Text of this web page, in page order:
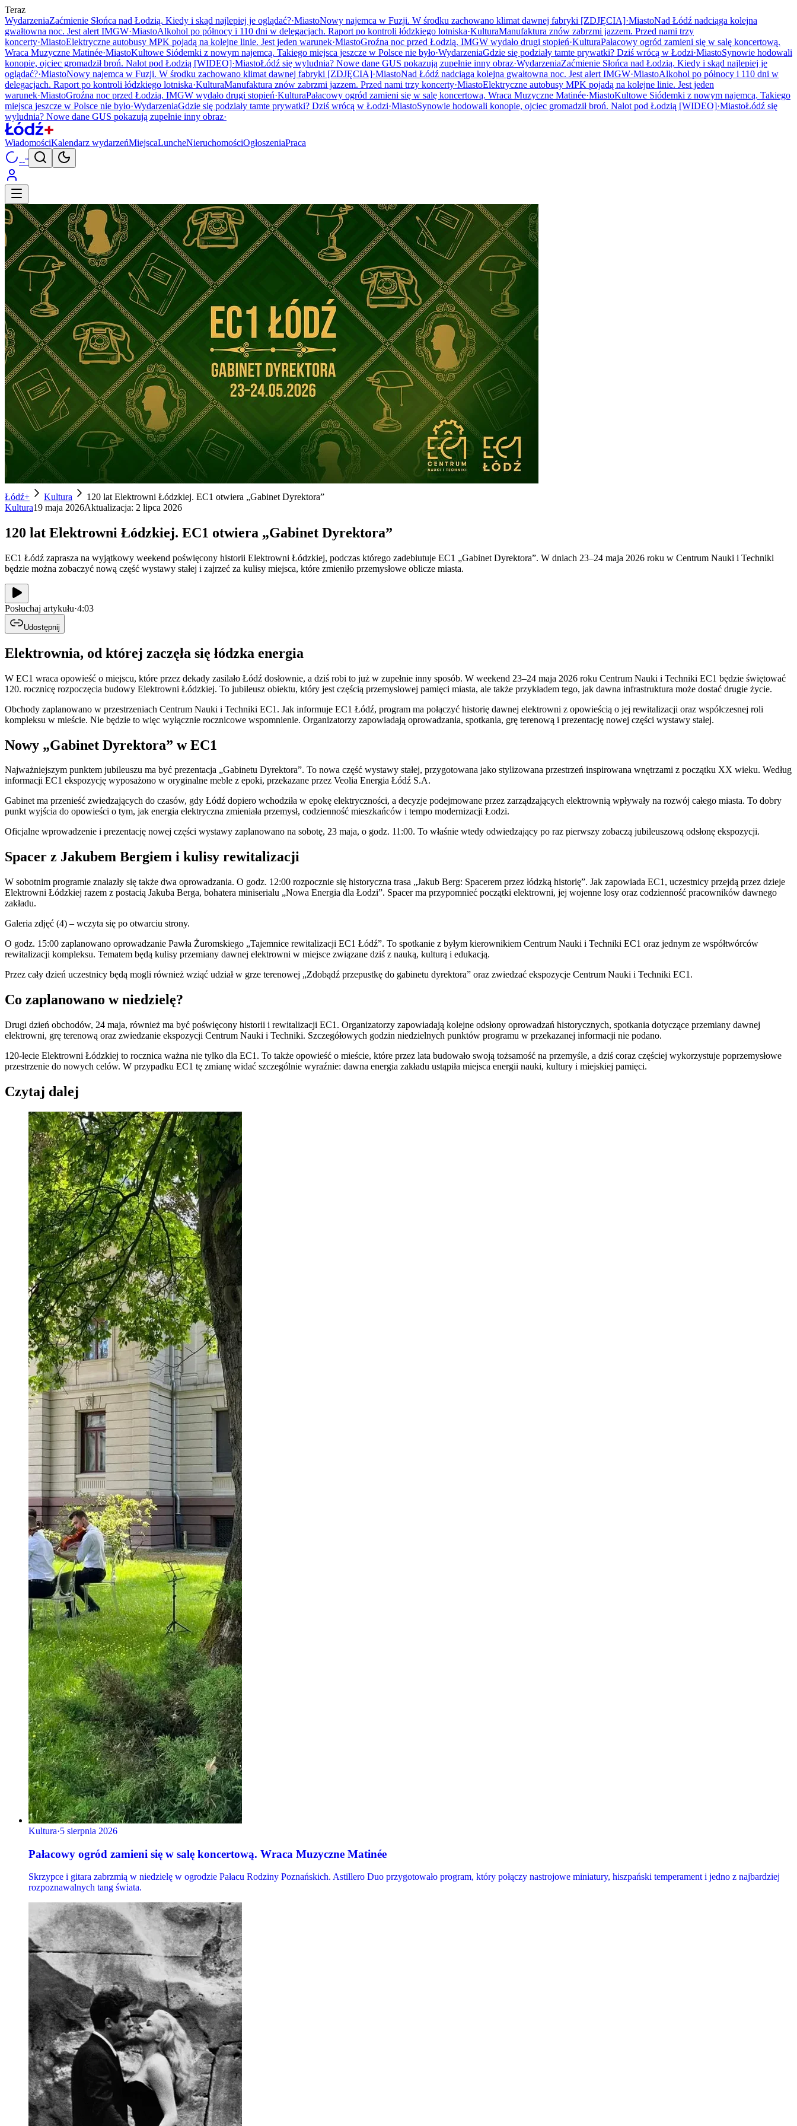
Teraz
WydarzeniaZaćmienie Słońca nad Łodzią. Kiedy i skąd najlepiej je oglądać?·MiastoNowy najemca w Fuzji. W środku zachowano klimat dawnej fabryki [ZDJĘCIA]·MiastoNad Łódź nadciąga kolejna
gwałtowna noc. Jest alert IMGW·MiastoAlkohol po północy i 110 dni w delegacjach. Raport po kontroli łódzkiego lotniska·KulturaManufaktura znów zabrzmi jazzem. Przed nami trzy
koncerty·MiastoElektryczne autobusy MPK pojadą na kolejne linie. Jest jeden warunek·MiastoGroźna noc przed Łodzią. IMGW wydało drugi stopień·KulturaPałacowy ogród zamieni się w salę koncertową.
Wraca Muzyczne Matinée·MiastoKultowe Siódemki z nowym najemcą. Takiego miejsca jeszcze w Polsce nie było·WydarzeniaGdzie się podziały tamte prywatki? Dziś wrócą w Łodzi·MiastoSynowie hodowali
konopie, ojciec gromadził broń. Nalot pod Łodzią [WIDEO]·MiastoŁódź się wyludnia? Nowe dane GUS pokazują zupełnie inny obraz·WydarzeniaZaćmienie Słońca nad Łodzią. Kiedy i skąd najlepiej je
oglądać?·MiastoNowy najemca w Fuzji. W środku zachowano klimat dawnej fabryki [ZDJĘCIA]·MiastoNad Łódź nadciąga kolejna gwałtowna noc. Jest alert IMGW·MiastoAlkohol po północy i 110 dni w
delegacjach. Raport po kontroli łódzkiego lotniska·KulturaManufaktura znów zabrzmi jazzem. Przed nami trzy koncerty·MiastoElektryczne autobusy MPK pojadą na kolejne linie. Jest jeden
warunek·MiastoGroźna noc przed Łodzią. IMGW wydało drugi stopień·KulturaPałacowy ogród zamieni się w salę koncertową. Wraca Muzyczne Matinée·MiastoKultowe Siódemki z nowym najemcą. Takiego
miejsca jeszcze w Polsce nie było·WydarzeniaGdzie się podziały tamte prywatki? Dziś wrócą w Łodzi·MiastoSynowie hodowali konopie, ojciec gromadził broń. Nalot pod Łodzią [WIDEO]·MiastoŁódź się
wyludnia? Nowe dane GUS pokazują zupełnie inny obraz·
WiadomościKalendarz wydarzeńMiejscaLuncheNieruchomościOgłoszeniaPraca
--°
Łódź+ Kultura
120 lat Elektrowni Łódzkiej. EC1 otwiera „Gabinet Dyrektora”
Kultura19 maja 2026Aktualizacja: 2 lipca 2026
120 lat Elektrowni Łódzkiej. EC1 otwiera „Gabinet Dyrektora”
EC1 Łódź zaprasza na wyjątkowy weekend poświęcony historii Elektrowni Łódzkiej, podczas którego zadebiutuje EC1 „Gabinet Dyrektora”. W dniach 23–24 maja 2026 roku w Centrum Nauki i Techniki
będzie można zobaczyć nową część wystawy stałej i zajrzeć za kulisy miejsca, które zmieniło przemysłowe oblicze miasta.
Posłuchaj artykułu·4:03
Udostępnij
Elektrownia, od której zaczęła się łódzka energia
W EC1 wraca opowieść o miejscu, które przez dekady zasilało Łódź dosłownie, a dziś robi to już w zupełnie inny sposób. W weekend 23–24 maja 2026 roku Centrum Nauki i Techniki EC1 będzie świętować
120. rocznicę rozpoczęcia budowy Elektrowni Łódzkiej. To jubileusz obiektu, który jest częścią przemysłowej pamięci miasta, ale także przykładem tego, jak dawna infrastruktura może dostać drugie życie.
Obchody zaplanowano w przestrzeniach Centrum Nauki i Techniki EC1. Jak informuje EC1 Łódź, program ma połączyć historię dawnej elektrowni z opowieścią o jej rewitalizacji oraz współczesnej roli
kompleksu w mieście. Nie będzie to więc wyłącznie rocznicowe wspomnienie. Organizatorzy zapowiadają oprowadzania, spotkania, grę terenową i prezentację nowej części wystawy stałej.
Nowy „Gabinet Dyrektora” w EC1
Najważniejszym punktem jubileuszu ma być prezentacja „Gabinetu Dyrektora”. To nowa część wystawy stałej, przygotowana jako stylizowana przestrzeń inspirowana wnętrzami z początku XX wieku. Według
informacji EC1 ekspozycję wyposażono w oryginalne meble z epoki, przekazane przez Veolia Energia Łódź S.A.
Gabinet ma przenieść zwiedzających do czasów, gdy Łódź dopiero wchodziła w epokę elektryczności, a decyzje podejmowane przez zarządzających elektrownią wpływały na rozwój całego miasta. To dobry
punkt wyjścia do opowieści o tym, jak energia elektryczna zmieniała przemysł, codzienność mieszkańców i tempo modernizacji Łodzi.
Oficjalne wprowadzenie i prezentację nowej części wystawy zaplanowano na sobotę, 23 maja, o godz. 11:00. To właśnie wtedy odwiedzający po raz pierwszy zobaczą jubileuszową odsłonę ekspozycji.
Spacer z Jakubem Bergiem i kulisy rewitalizacji
W sobotnim programie znalazły się także dwa oprowadzania. O godz. 12:00 rozpocznie się historyczna trasa „Jakub Berg: Spacerem przez łódzką historię”. Jak zapowiada EC1, uczestnicy przejdą przez dzieje
Elektrowni Łódzkiej razem z postacią Jakuba Berga, bohatera miniserialu „Nowa Energia dla Łodzi”. Spacer ma przypomnieć początki elektrowni, jej wojenne losy oraz codzienność pracowników dawnego
zakładu.
Galeria zdjęć (4) – wczyta się po otwarciu strony.
O godz. 15:00 zaplanowano oprowadzanie Pawła Żuromskiego „Tajemnice rewitalizacji EC1 Łódź”. To spotkanie z byłym kierownikiem Centrum Nauki i Techniki EC1 oraz jednym ze współtwórców
rewitalizacji kompleksu. Tematem będą kulisy przemiany dawnej elektrowni w miejsce związane dziś z nauką, kulturą i edukacją.
Przez cały dzień uczestnicy będą mogli również wziąć udział w grze terenowej „Zdobądź przepustkę do gabinetu dyrektora” oraz zwiedzać ekspozycje Centrum Nauki i Techniki EC1.
Co zaplanowano w niedzielę?
Drugi dzień obchodów, 24 maja, również ma być poświęcony historii i rewitalizacji EC1. Organizatorzy zapowiadają kolejne odsłony oprowadzań historycznych, spotkania dotyczące przemiany dawnej
elektrowni, grę terenową oraz zwiedzanie ekspozycji Centrum Nauki i Techniki. Szczegółowych godzin niedzielnych punktów programu w przekazanej informacji nie podano.
120-lecie Elektrowni Łódzkiej to rocznica ważna nie tylko dla EC1. To także opowieść o mieście, które przez lata budowało swoją tożsamość na przemyśle, a dziś coraz częściej wykorzystuje poprzemysłowe
przestrzenie do nowych celów. W przypadku EC1 tę zmianę widać szczególnie wyraźnie: dawna energia zakładu ustąpiła miejsca energii nauki, kultury i miejskiej pamięci.
Czytaj dalej
Kultura·5 sierpnia 2026
Pałacowy ogród zamieni się w salę koncertową. Wraca Muzyczne Matinée
Skrzypce i gitara zabrzmią w niedzielę w ogrodzie Pałacu Rodziny Poznańskich. Astillero Duo przygotowało program, który połączy nastrojowe miniatury, hiszpański temperament i jedno z najbardziej
rozpoznawalnych tang świata.